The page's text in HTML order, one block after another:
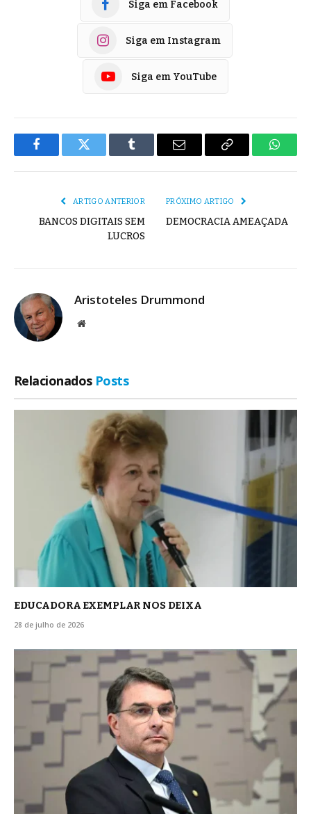
Siga em Facebook
Siga em Instagram
Siga em YouTube
FacebookTwitter Tumblr
E-
Copiar
ARTIGO ANTERIOR
BANCOS DIGITAIS SEM
LUCROS
PRÓXIMO ARTIGO
DEMOCRACIA AMEAÇADA
Aristoteles Drummond
Site
Relacionados Posts
EDUCADORA EXEMPLAR NOS DEIXA
28 de julho de 2026